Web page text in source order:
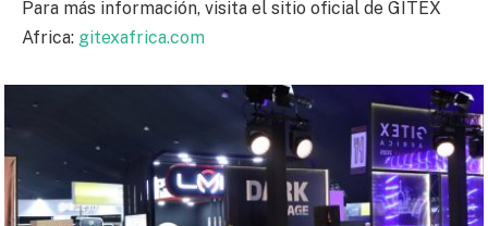
Para más información, visita el sitio oficial de GITEX
Africa: gitexafrica.com